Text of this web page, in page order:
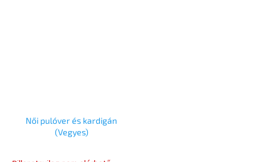
Női pulóver és kardigán
(Vegyes)